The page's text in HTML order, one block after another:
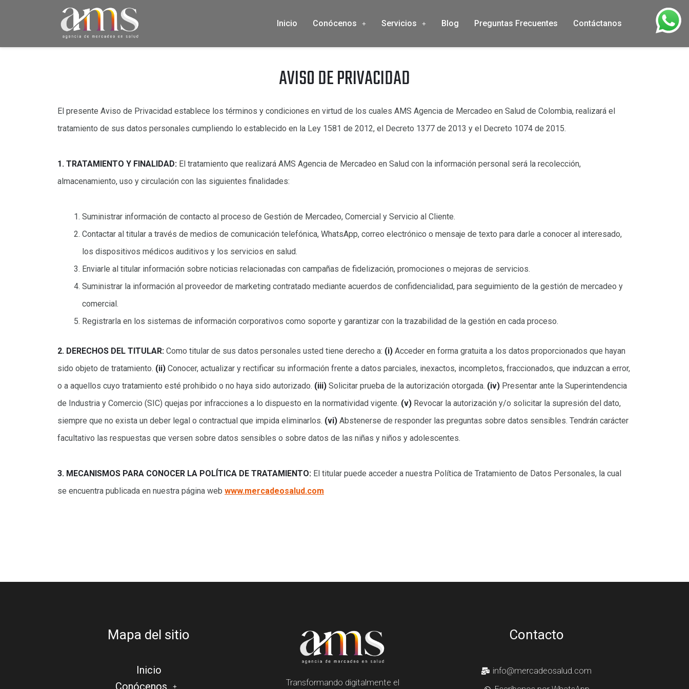
Inicio Conócenos Servicios Blog Preguntas Frecuentes Contáctanos
AVISO DE PRIVACIDAD
El presente Aviso de Privacidad establece los términos y condiciones en virtud de los cuales AMS Agencia de Mercadeo en Salud de Colombia, realizará el
tratamiento de sus datos personales cumpliendo lo establecido en la Ley 1581 de 2012, el Decreto 1377 de 2013 y el Decreto 1074 de 2015.
1. TRATAMIENTO Y FINALIDAD: El tratamiento que realizará AMS Agencia de Mercadeo en Salud con la información personal será la recolección,
almacenamiento, uso y circulación con las siguientes finalidades:
Suministrar información de contacto al proceso de Gestión de Mercadeo, Comercial y Servicio al Cliente.
Contactar al titular a través de medios de comunicación telefónica, WhatsApp, correo electrónico o mensaje de texto para darle a conocer al interesado,
los dispositivos médicos auditivos y los servicios en salud.
Enviarle al titular información sobre noticias relacionadas con campañas de fidelización, promociones o mejoras de servicios.
Suministrar la información al proveedor de marketing contratado mediante acuerdos de confidencialidad, para seguimiento de la gestión de mercadeo y
comercial.
Registrarla en los sistemas de información corporativos como soporte y garantizar con la trazabilidad de la gestión en cada proceso.
2. DERECHOS DEL TITULAR: Como titular de sus datos personales usted tiene derecho a: (i) Acceder en forma gratuita a los datos proporcionados que hayan
sido objeto de tratamiento. (ii) Conocer, actualizar y rectificar su información frente a datos parciales, inexactos, incompletos, fraccionados, que induzcan a error,
o a aquellos cuyo tratamiento esté prohibido o no haya sido autorizado. (iii) Solicitar prueba de la autorización otorgada. (iv) Presentar ante la Superintendencia
de Industria y Comercio (SIC) quejas por infracciones a lo dispuesto en la normatividad vigente. (v) Revocar la autorización y/o solicitar la supresión del dato,
siempre que no exista un deber legal o contractual que impida eliminarlos. (vi) Abstenerse de responder las preguntas sobre datos sensibles. Tendrán carácter
facultativo las respuestas que versen sobre datos sensibles o sobre datos de las niñas y niños y adolescentes.
3. MECANISMOS PARA CONOCER LA POLÍTICA DE TRATAMIENTO: El titular puede acceder a nuestra Política de Tratamiento de Datos Personales, la cual
se encuentra publicada en nuestra página web www.mercadeosalud.com
Mapa del sitio
Inicio
Conócenos
Transformando digitalmente el
Contacto
info@mercadeosalud.com